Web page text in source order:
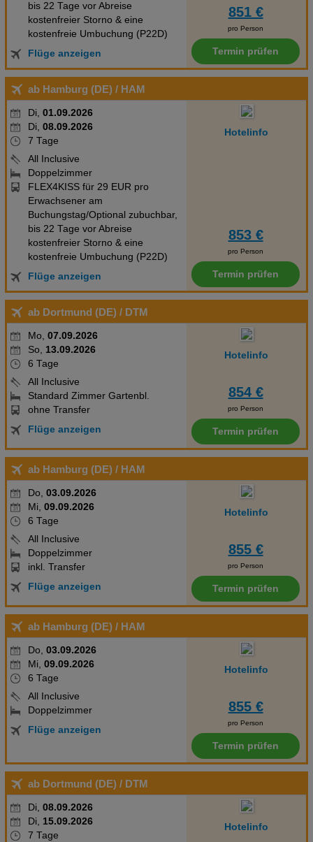
bis 22 Tage vor Abreise
kostenfreier Storno & eine
kostenfreie Umbuchung (P22D)
Flüge anzeigen
851 €
pro Person
Termin prüfen
ab Hamburg (DE) / HAM
Di, 01.09.2026
Di, 08.09.2026
7 Tage
All Inclusive
Doppelzimmer
FLEX4KISS für 29 EUR pro
Erwachsener am
Buchungstag/Optional zubuchbar,
bis 22 Tage vor Abreise
kostenfreier Storno & eine
kostenfreie Umbuchung (P22D)
Flüge anzeigen
Hotelinfo
853 €
pro Person
Termin prüfen
ab Dortmund (DE) / DTM
Mo, 07.09.2026
So, 13.09.2026
6 Tage
All Inclusive
Standard Zimmer Gartenbl.
ohne Transfer
Flüge anzeigen
Hotelinfo
854 €
pro Person
Termin prüfen
ab Hamburg (DE) / HAM
Do, 03.09.2026
Mi, 09.09.2026
6 Tage
All Inclusive
Doppelzimmer
inkl. Transfer
Flüge anzeigen
Hotelinfo
855 €
pro Person
Termin prüfen
ab Hamburg (DE) / HAM
Do, 03.09.2026
Mi, 09.09.2026
6 Tage
All Inclusive
Doppelzimmer
Flüge anzeigen
Hotelinfo
855 €
pro Person
Termin prüfen
ab Dortmund (DE) / DTM
Di, 08.09.2026
Di, 15.09.2026
7 Tage
Hotelinfo